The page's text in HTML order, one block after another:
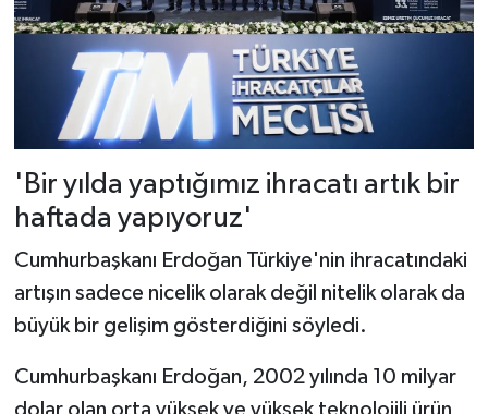
'Bir yılda yaptığımız ihracatı artık bir
haftada yapıyoruz'
Cumhurbaşkanı Erdoğan Türkiye'nin ihracatındaki
artışın sadece nicelik olarak değil nitelik olarak da
büyük bir gelişim gösterdiğini söyledi.
Cumhurbaşkanı Erdoğan, 2002 yılında 10 milyar